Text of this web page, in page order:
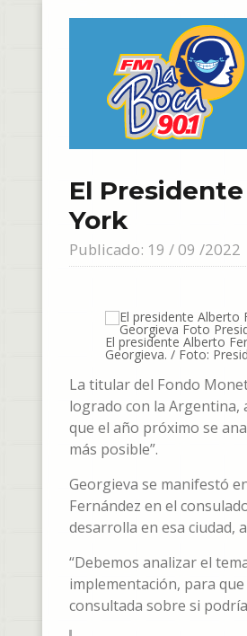
El
York
Publicado: 19 / 09 /2022
El presidente Alberto
Georgieva. / Foto:
La titular del Fondo
logrado con la Argentina,
que el año próximo se
más posible”.
Georgieva se manifestó
Fernández en el
desarrolla en esa ciudad,
“Debemos analizar el
implementación, para
consultada sobre si